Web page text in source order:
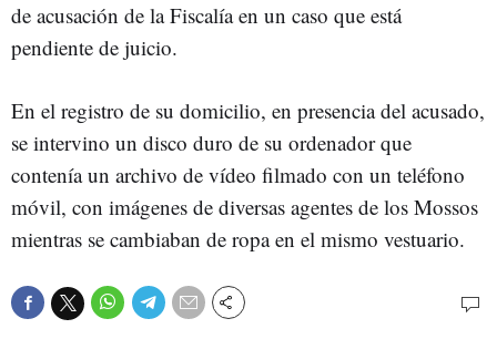
de acusación de la Fiscalía en un caso que está
pendiente de juicio.
En el registro de su domicilio, en presencia del acusado,
se intervino un disco duro de su ordenador que
contenía un archivo de vídeo filmado con un teléfono
móvil, con imágenes de diversas agentes de los Mossos
mientras se cambiaban de ropa en el mismo vestuario.